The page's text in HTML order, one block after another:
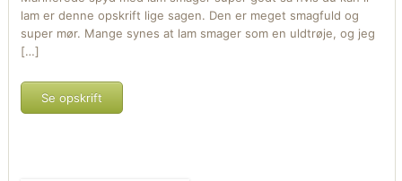
lam er denne opskrift lige sagen. Den er meget smagfuld og
super mør. Mange synes at lam smager som en uldtrøje, og jeg
[…]
Se opskrift